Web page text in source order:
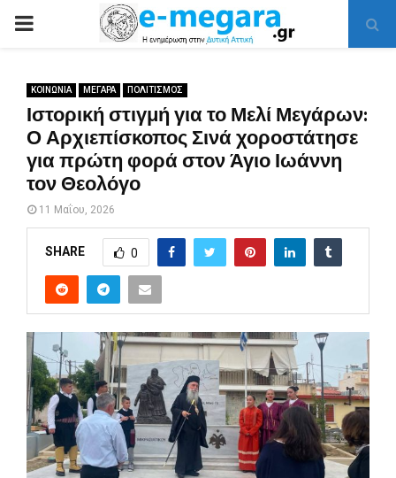
PRIMARY
ΚΟΙΝΩΝΙΑ ΜΕΓΑΡΑ ΠΟΛΙΤΙΣΜΟΣ
Ιστορική στιγμή για το Μελί Μεγάρων:
Ο Αρχιεπίσκοπος Σινά χοροστάτησε
για πρώτη φορά στον Άγιο Ιωάννη
τον Θεολόγο
11 Μαΐου, 2026
SHARE 0